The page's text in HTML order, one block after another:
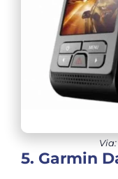
5. Garmin